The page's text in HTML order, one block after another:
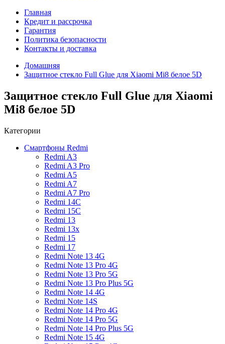
Главная
Кредит и рассрочка
Гарантия
Политика безопасности
Контакты и доставка
Домашняя
Защитное стекло Full Glue для Xiaomi Mi8 белое 5D
Защитное стекло Full Glue для Xiaomi
Mi8 белое 5D
Категории
Смартфоны Redmi
Redmi A3
Redmi A3 Pro
Redmi A5
Redmi A7
Redmi A7 Pro
Redmi 14C
Redmi 15C
Redmi 13
Redmi 13x
Redmi 15
Redmi 17
Redmi Note 13 4G
Redmi Note 13 Pro 4G
Redmi Note 13 Pro 5G
Redmi Note 13 Pro Plus 5G
Redmi Note 14 4G
Redmi Note 14S
Redmi Note 14 Pro 4G
Redmi Note 14 Pro 5G
Redmi Note 14 Pro Plus 5G
Redmi Note 15 4G